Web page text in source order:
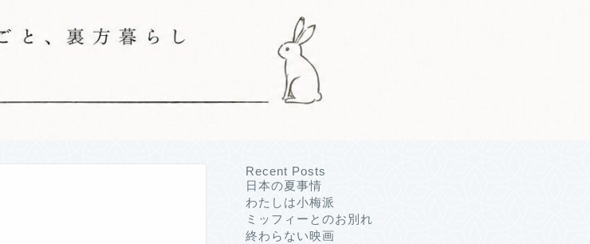
Recent Posts
日本の夏事情
わたしは小梅派
ミッフィーとのお別れ
終わらない映画